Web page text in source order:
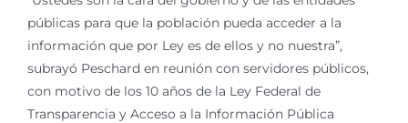
públicas para que la población pueda acceder a la
información que por Ley es de ellos y no nuestra”,
subrayó Peschard en reunión con servidores públicos,
con motivo de los 10 años de la Ley Federal de
Transparencia y Acceso a la Información Pública